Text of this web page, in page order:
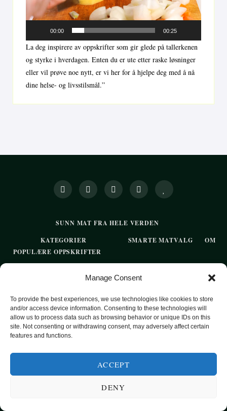
Manage Consent
To provide the best experiences, we use technologies like cookies to store
and/or access device information. Consenting to these technologies will
allow us to process data such as browsing behavior or unique IDs on this
site. Not consenting or withdrawing consent, may adversely affect certain
features and functions.
ACCEPT
DENY
00:00 00:25
La deg inspirere av oppskrifter som gir glede på tallerkenen
og styrke i hverdagen. Enten du er ute etter raske løsninger
eller vil prøve noe nytt, er vi her for å hjelpe deg med å nå
dine helse- og livsstilsmål.”
SUNN MAT FRA HELE VERDEN
KATEGORIER
POPULÆRE OPPSKRIFTER
PASTA
SUPPER
EKSOTISKE SMAKER
MAT FOR VEGETARIANERE
SMARTE MATVALG OM